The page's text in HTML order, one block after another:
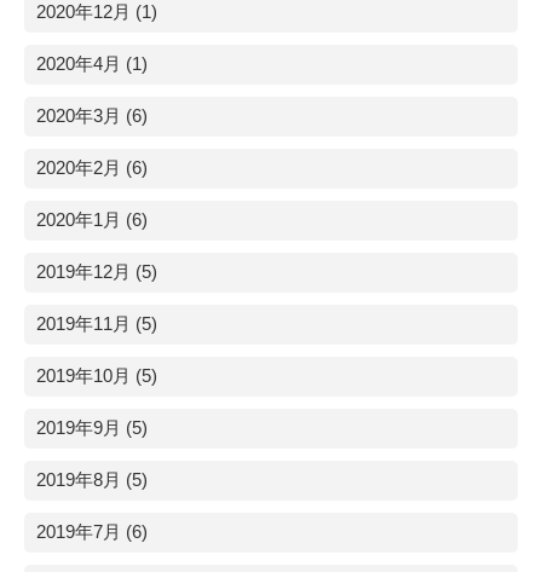
2020年12月 (1)
2020年4月 (1)
2020年3月 (6)
2020年2月 (6)
2020年1月 (6)
2019年12月 (5)
2019年11月 (5)
2019年10月 (5)
2019年9月 (5)
2019年8月 (5)
2019年7月 (6)